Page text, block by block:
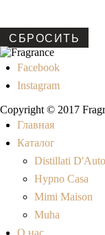
СБРОСИТЬ
Facebook
Instagram
Copyright © 2017
Главная
Каталог
Distillati
Hypno Casa
Mimi Maison
Muha